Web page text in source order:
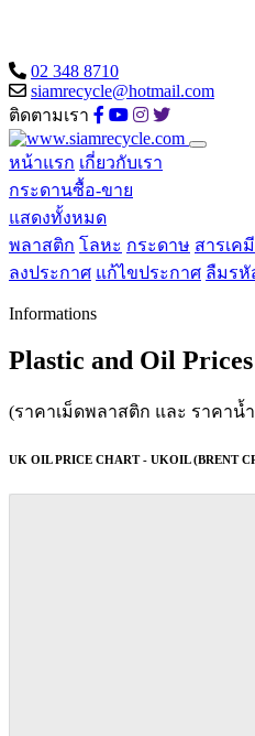
02 348 8710
siamrecycle@hotmail.com
ติดตามเรา
หน้าแรก เกี่ยวกับเรา
กระดานซื้อ-ขาย
แสดงทั้งหมด
พลาสติก โลหะ กระดาษ สารเคมี
ลงประกาศ แก้ไขประกาศ ลืมรหั
Informations
Plastic and Oil Prices
(ราคาเม็ดพลาสติก และ ราคาน้
UK OIL PRICE CHART - UKOIL (BRENT